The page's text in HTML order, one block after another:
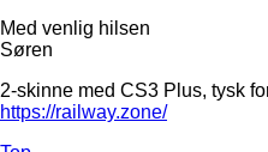
Med venlig hilsen
Søren
2-skinne med CS3 Plus, tysk
https://railway.zone/